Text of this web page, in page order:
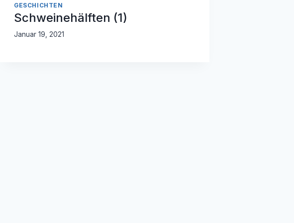
GESCHICHTEN
Schweinehälften (1)
Januar 19, 2021